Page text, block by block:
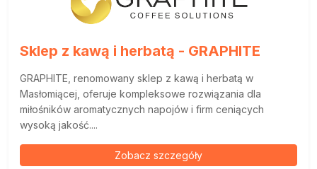
Sklep z kawą i herbatą - GRAPHITE
GRAPHITE, renomowany sklep z kawą i herbatą w
Masłomiącej, oferuje kompleksowe rozwiązania dla
miłośników aromatycznych napojów i firm ceniących
wysoką jakość....
Zobacz szczegóły